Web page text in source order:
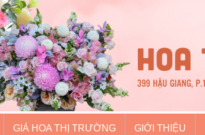
GIÁ HOA THỊ TRƯỜNG GIỚI THIỆU